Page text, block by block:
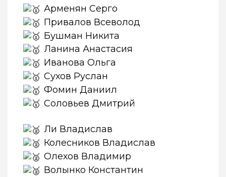
Арменян Серго
Привалов Всеволод
Бушман Никита
Ланина Анастасия
Иванова Ольга
Сухов Руслан
Фомин Даниил
Соловьев Дмитрий
Ли Владислав
Колесников Владислав
Олехов Владимир
Волынко Константин